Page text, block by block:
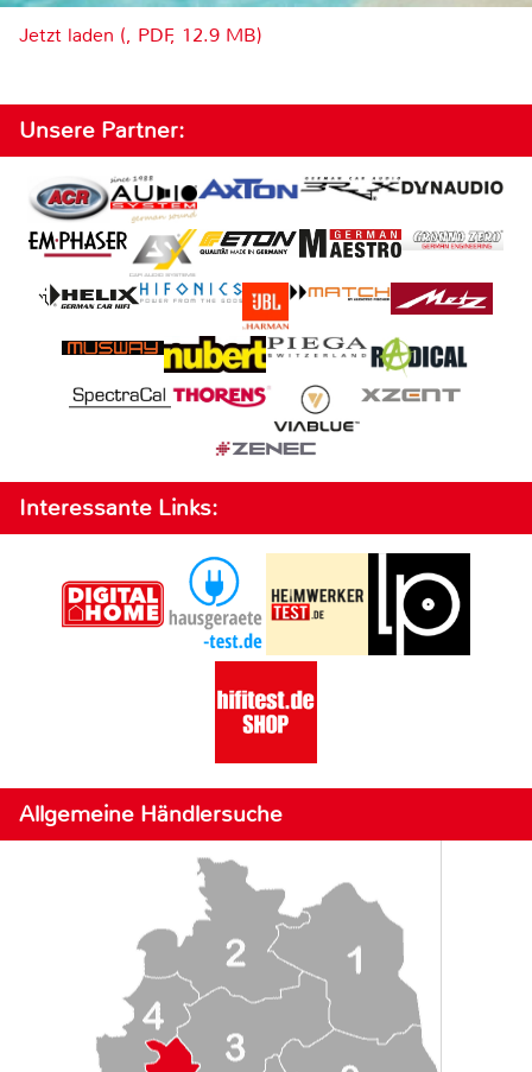
Jetzt laden (, PDF, 12.9 MB)
Unsere Partner:
Interessante Links:
Allgemeine Händlersuche